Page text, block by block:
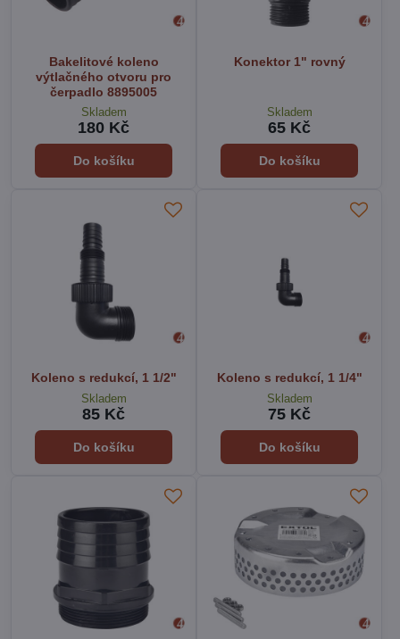
Bakelitové koleno
výtlačného otvoru pro
čerpadlo 8895005
Skladem
180 Kč
Do košíku
Konektor 1" rovný
Skladem
65 Kč
Do košíku
Koleno s redukcí, 1 1/2"
Skladem
85 Kč
Do košíku
Koleno s redukcí, 1 1/4"
Skladem
75 Kč
Do košíku